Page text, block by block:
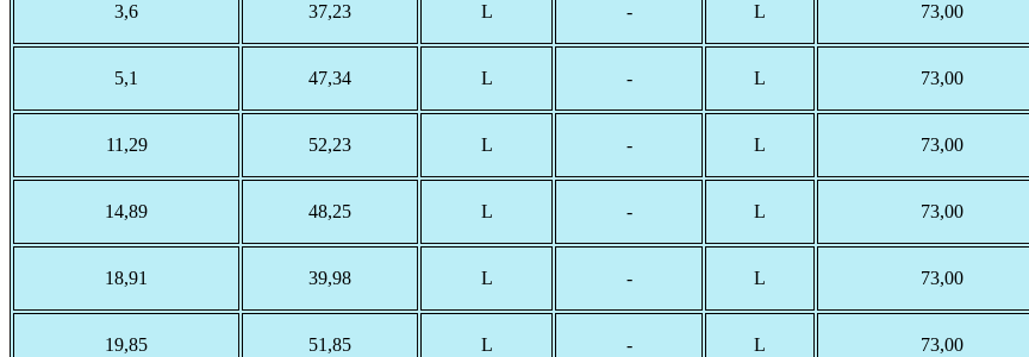
3,6 37,23 L - L 73,00
5,1 47,34 L - L 73,00
11,29 52,23 L - L 73,00
14,89 48,25 L - L 73,00
18,91 39,98 L - L 73,00
19,85 51,85 L - L 73,00